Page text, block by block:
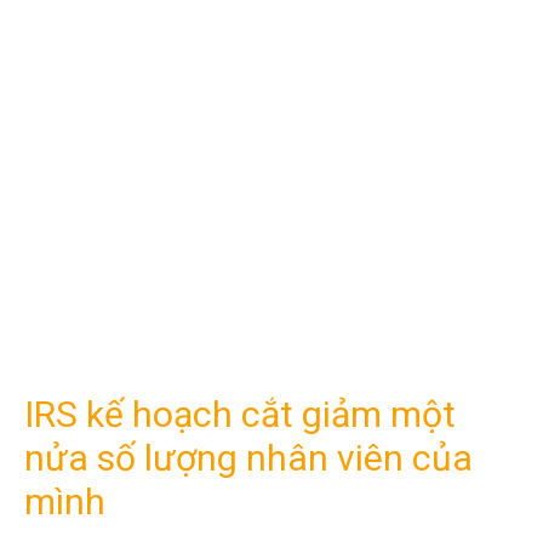
IRS kế hoạch cắt giảm một
nửa số lượng nhân viên của
mình